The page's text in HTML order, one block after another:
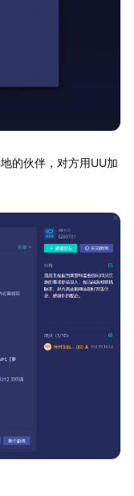
的伙伴，对方用UU加